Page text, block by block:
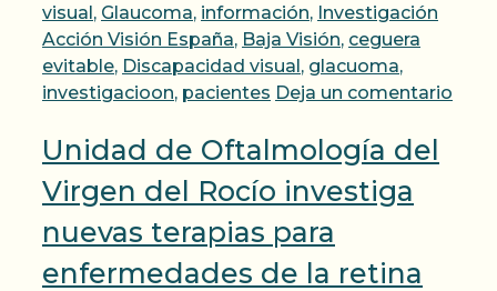
visual, Glaucoma, información, Investigación
Acción Visión España, Baja Visión, ceguera
evitable, Discapacidad visual, glacuoma,
investigacioon, pacientes Deja un comentario
Unidad de Oftalmología del
Virgen del Rocío investiga
nuevas terapias para
enfermedades de la retina